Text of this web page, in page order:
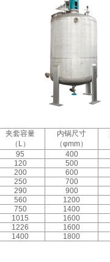
夹套容量
（L）
内锅尺寸
（φmm）
95 400
120 500
200 600
250 700
290 900
560 1200
750 1400
1015 1600
1226 1600
1400 1800